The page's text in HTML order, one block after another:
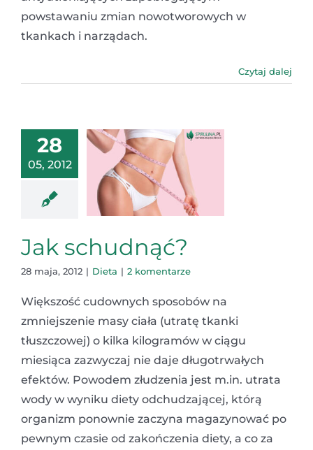
powstawaniu zmian nowotworowych w
tkankach i narządach.
Czytaj dalej
28
05, 2012
Jak schudnąć?
28 maja, 2012 | Dieta | 2 komentarze
Większość cudownych sposobów na
zmniejszenie masy ciała (utratę tkanki
tłuszczowej) o kilka kilogramów w ciągu
miesiąca zazwyczaj nie daje długotrwałych
efektów. Powodem złudzenia jest m.in. utrata
wody w wyniku diety odchudzającej, którą
organizm ponownie zaczyna magazynować po
pewnym czasie od zakończenia diety, a co za